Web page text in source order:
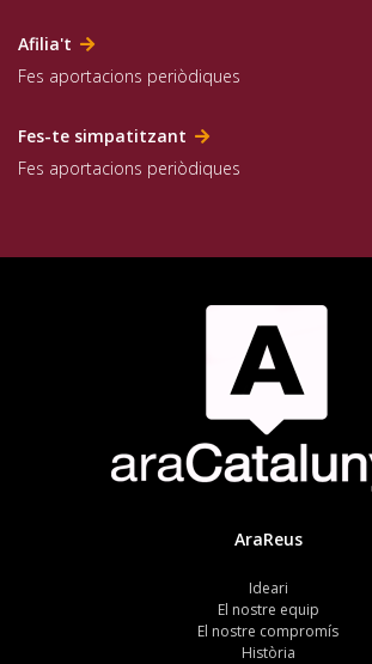
Afilia't
Fes aportacions periòdiques
Fes-te simpatitzant
Fes aportacions periòdiques
AraReus
Ideari
El nostre equip
El nostre compromís
Història